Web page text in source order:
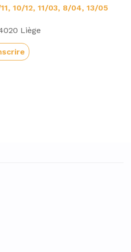
10/12, 11/03, 8/04, 13/05
Liège